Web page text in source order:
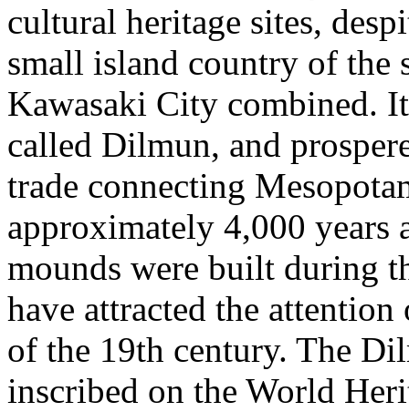
cultural heritage sites,
small island country of the
Kawasaki City combined.
called Dilmun, and
trade connecting
approximately 4,000 years
mounds were built during
have attracted the attention
of the 19th century. The
inscribed on the World